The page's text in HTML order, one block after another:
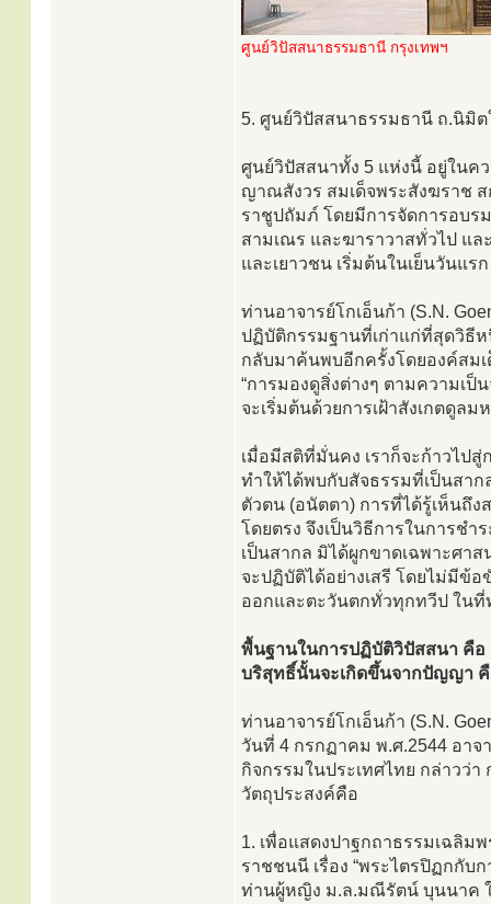
ศูนย์วิปัสสนาธรรมธานี กรุงเทพฯ
5. ศูนย์วิปัสสนาธรรมธานี ถ.นิมิต
ศูนย์วิปัสสนาทั้ง 5 แห่งนี้ อยู่ในค
ญาณสังวร สมเด็จพระสังฆราช
ราชูปถัมภ์ โดยมีการจัดการอบ
สามเณร และฆาราวาสทั่วไป แ
และเยาวชน เริ่มต้นในเย็นวันแ
ท่านอาจารย์โกเอ็นก้า (S.N.
ปฏิบัติกรรมฐานที่เก่าแก่ที่สุดวิธี
กลับมาค้นพบอีกครั้งโดยองค์สม
“การมองดูสิ่งต่างๆ ตามความเป็
จะเริ่มต้นด้วยการเฝ้าสังเกตดูล
เมื่อมีสติที่มั่นคง เราก็จะก้าวไปสู่
ทำให้ได้พบกับสัจธรรมที่เป็นสาก
ตัวตน (อนัตตา) การที่ได้รู้เห็นถึ
โดยตรง จึงเป็นวิธีการในการช
เป็นสากล มิได้ผูกขาดเฉพาะศา
จะปฏิบัติได้อย่างเสรี โดยไม่มีข้
ออกและตะวันตกทั่วทุกทวีป ในที่
พื้นฐานในการปฏิบัติวิปัสสนา คือ
บริสุทธิ์นั้นจะเกิดขึ้นจากปัญญา คื
ท่านอาจารย์โกเอ็นก้า (S.N.
วันที่ 4 กรกฏาคม พ.ศ.2544 อา
กิจกรรมในประเทศไทย กล่าวว่
วัตถุประสงค์คือ
1. เพื่อแสดงปาฐกถาธรรมเฉลิม
ราชชนนี เรื่อง “พระไตรปิฏกกั
ท่านผู้หญิง ม.ล.มณีรัตน์ บุนนาค ใ